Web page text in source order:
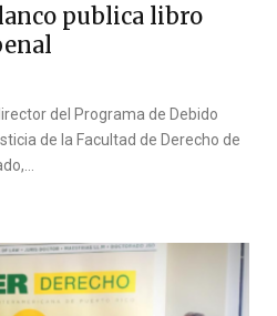
publica libro
del Programa de Debido
de la Facultad de Derecho de